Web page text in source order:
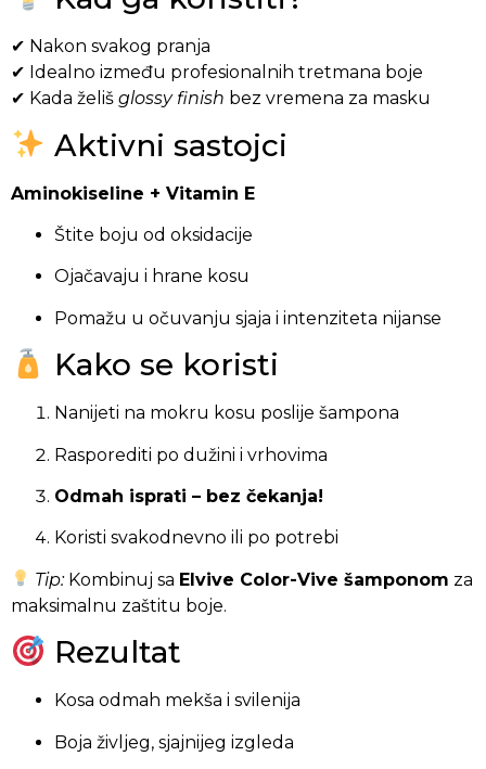
✔ Nakon svakog pranja
✔ Idealno između profesionalnih tretmana boje
✔ Kada želiš glossy finish bez vremena za masku
Aktivni sastojci
Aminokiseline + Vitamin E
Štite boju od oksidacije
Ojačavaju i hrane kosu
Pomažu u očuvanju sjaja i intenziteta nijanse
Kako se koristi
Nanijeti na mokru kosu poslije šampona
Rasporediti po dužini i vrhovima
Odmah isprati – bez čekanja!
Koristi svakodnevno ili po potrebi
Tip:Kombinuj sa Elvive Color-Vive šamponom za
maksimalnu zaštitu boje.
Rezultat
Kosа odmah mekša i svilenija
Boja življeg, sjajnijeg izgleda